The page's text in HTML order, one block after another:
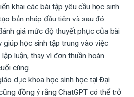
khai các bài tập yêu cầu học sinh
bản nháp đầu tiên và sau đó
giá mức độ thuyết phục của bài
giúp học sinh tập trung vào việc
luận, thay vì đơn thuần hoàn
cùng.
dục khoa học sinh học tại Đại
đồng ý rằng ChatGPT có thể trở